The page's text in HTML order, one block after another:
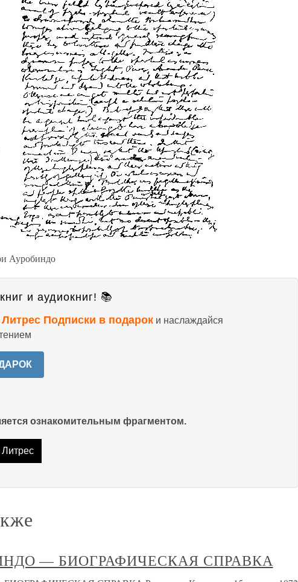
Ауробиндо
и аудиокниг! 📚
Подписки в подарок и наслаждайся
ознакомительным фрагментом.
— БИОГРАФИЧЕСКАЯ СПРАВКА